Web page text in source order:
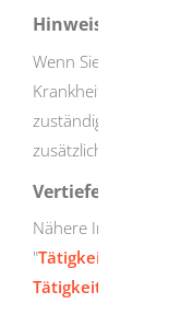
Hinweise
Wenn Sie die
zuständigen Stelle
zusätzlich anzeigen.
Vertiefende
Nähere
"Tätigkeiten mit
Tätigkeit anzeigen